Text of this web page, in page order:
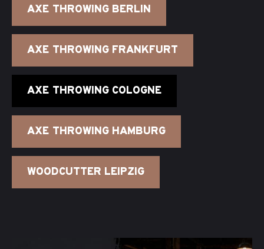
AXE THROWING BERLIN
AXE THROWING FRANKFURT
AXE THROWING COLOGNE
AXE THROWING HAMBURG
WOODCUTTER LEIPZIG